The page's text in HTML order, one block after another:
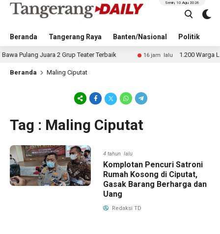
Beranda Tangerang Raya Banten/Nasional Politik
Senin, 10 Agu 2026
Pulang Juara 2 Grup Teater Terbaik 16 jam lalu 1.200 Warga
Beranda Maling Ciputat
Tag : Maling Ciputat
4 tahun lalu
Komplotan Pencuri Satroni
Rumah Kosong di Ciputat,
Gasak Barang Berharga dan
Uang
Redaksi TD